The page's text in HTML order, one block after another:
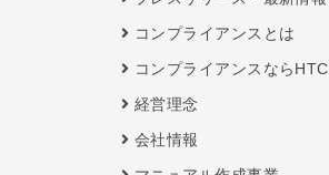
コンプライアンスとは
コンプライアンスならHTC
経営理念
会社情報